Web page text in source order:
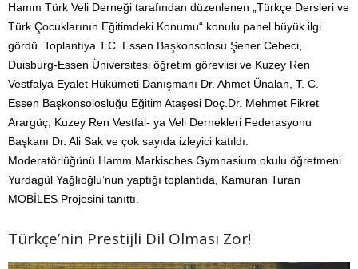
Hamm Türk Veli Derneği tarafından düzenlenen „Türkçe Dersleri ve
Türk Çocuklarının Eğitimdeki Konumu“ konulu panel büyük ilgi
gördü. Toplantıya T.C. Essen Başkonsolosu Şener Cebeci,
Duisburg-Essen Üniversitesi öğretim görevlisi ve Kuzey Ren
Vestfalya Eyalet Hükümeti Danışmanı Dr. Ahmet Ünalan, T. C.
Essen Başkonsolosluğu Eğitim Ataşesi Doç.Dr. Mehmet Fikret
Arargüç, Kuzey Ren Vestfal- ya Veli Dernekleri Federasyonu
Başkanı Dr. Ali Sak ve çok sayıda izleyici katıldı.
Moderatörlüğünü Hamm Markisches Gymnasium okulu öğretmeni
Yurdagül Yağlıoğlu’nun yaptığı toplantıda, Kamuran Turan
MOBİLES Projesini tanıttı.
Türkçe’nin Prestijli Dil Olması Zor!